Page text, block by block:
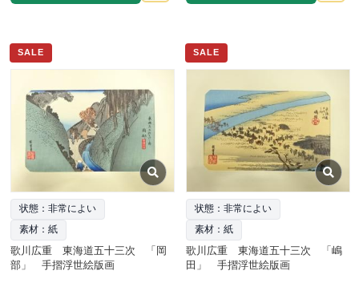
SALE
状態：非常によい
素材：紙
歌川広重 東海道五十三次 「岡
部」 手摺浮世絵版画
SALE
状態：非常によい
素材：紙
歌川広重 東海道五十三次 「嶋
田」 手摺浮世絵版画